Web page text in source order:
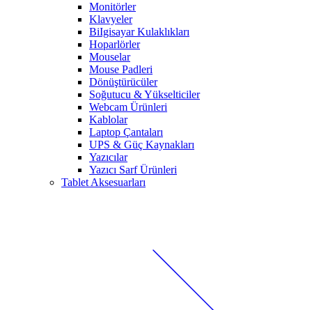
Monitörler
Klavyeler
BiIgisayar Kulaklıkları
Hoparlörler
Mouselar
Mouse Padleri
Dönüştürücüler
Soğutucu & Yükselticiler
Webcam Ürünleri
Kablolar
Laptop Çantaları
UPS & Güç Kaynakları
Yazıcılar
Yazıcı Sarf Ürünleri
Tablet Aksesuarları